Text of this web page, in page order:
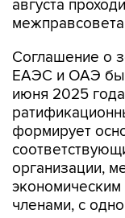
Соглашение о
июня 2025 года
формирует
организации,
членами, с
стороны и